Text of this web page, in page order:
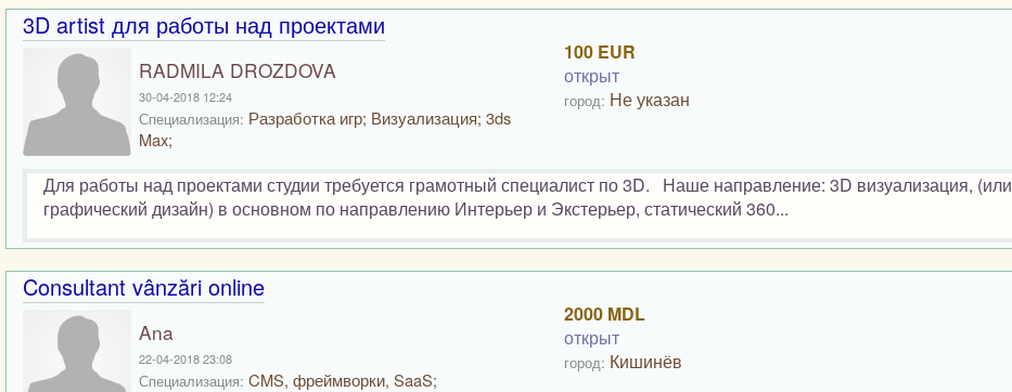
3D artist для работы над проектами
RADMILA DROZDOVA
30-04-2018 12:24
Специализация: Разработка игр; Визуализация; 3ds
Max;
100 EUR
открыт
город: Не указан
Для работы над проектами студии требуется грамотный специалист по 3D. Наше направление: 3D визуализация, (или
графический дизайн) в основном по направлению Интерьер и Экстерьер, статический 360...
Consultant vânzări online
Ana
22-04-2018 23:08
Специализация: CMS, фреймворки, SaaS;
2000 MDL
открыт
город: Кишинёв